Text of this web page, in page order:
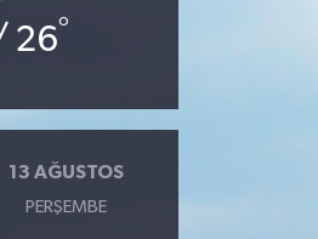
26°
13 AĞUSTOS
PERŞEMBE